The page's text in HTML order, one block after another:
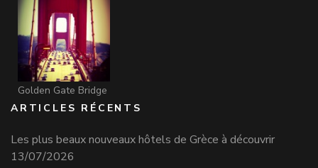
Golden Gate Bridge
ARTICLES RÉCENTS
Les plus beaux nouveaux hôtels de Grèce à découvrir
13/07/2026